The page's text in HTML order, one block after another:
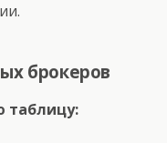
брокеров
таблицу: